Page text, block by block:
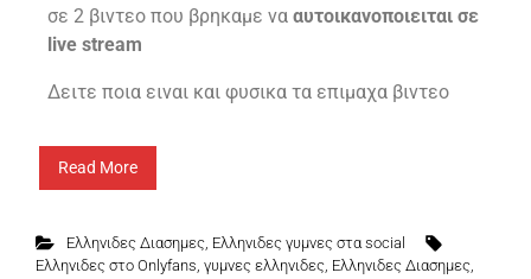
σε 2 βιντεο που βρηκαμε να αυτοικανοποιειται σε
live stream
Δειτε ποια ειναι και φυσικα τα επιμαχα βιντεο
Read More
Ελληνιδες Διασημες, Ελληνιδες γυμνες στα social
Eλληνιδες στο Onlyfans γυμνες ελληνιδες Ελληνιδες Διασημες